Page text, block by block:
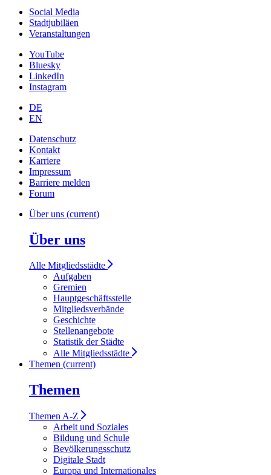
Social Media
Stadtjubiläen
Veranstaltungen
YouTube
Bluesky
LinkedIn
Instagram
DE
EN
Datenschutz
Kontakt
Karriere
Impressum
Barriere melden
Forum
Über uns (current)
Über uns
Alle Mitgliedsstädte
Aufgaben
Gremien
Hauptgeschäftsstelle
Mitgliedsverbände
Geschichte
Stellenangebote
Statistik der Städte
Alle Mitgliedsstädte
Themen (current)
Themen
Themen A-Z
Arbeit und Soziales
Bildung und Schule
Bevölkerungsschutz
Digitale Stadt
Europa und Internationales